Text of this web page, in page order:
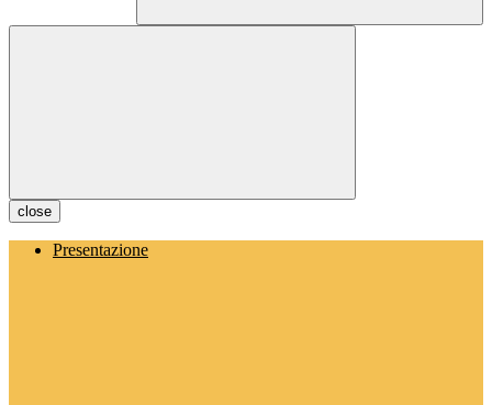
close
Presentazione